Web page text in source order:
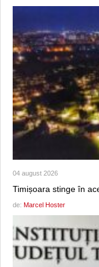
04 august 2026
Timișoara stinge în
de: Marcel Hoster